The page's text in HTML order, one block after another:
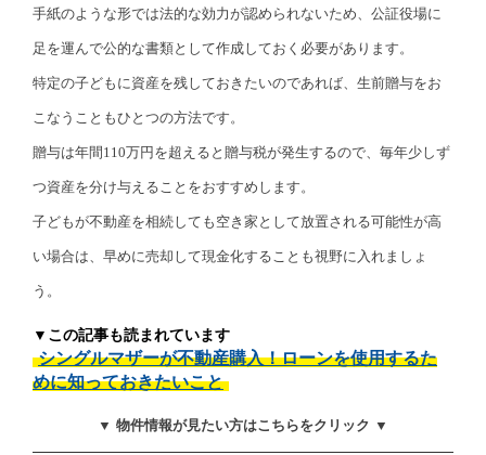
手紙のような形では法的な効力が認められないため、公証役場に
足を運んで公的な書類として作成しておく必要があります。
特定の子どもに資産を残しておきたいのであれば、生前贈与をお
こなうこともひとつの方法です。
贈与は年間110万円を超えると贈与税が発生するので、毎年少しず
つ資産を分け与えることをおすすめします。
子どもが不動産を相続しても空き家として放置される可能性が高
い場合は、早めに売却して現金化することも視野に入れましょ
う。
▼この記事も読まれています
シングルマザーが不動産購入！ローンを使用するた
めに知っておきたいこと
▼ 物件情報が見たい方はこちらをクリック ▼